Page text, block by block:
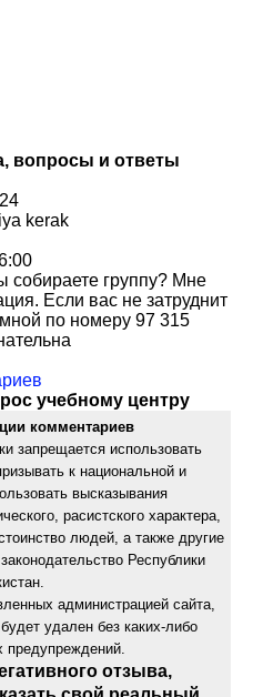
вопросы и ответы
kerak
собираете группу? Мне
Если вас не затруднит
по номеру 97 315
учебному центру
комментариев
запрещается использовать
к национальной и
высказывания
расистского характера,
людей, а также другие
Республики
администрацией сайта,
удален без каких-либо
предупреждений.
отзыва,